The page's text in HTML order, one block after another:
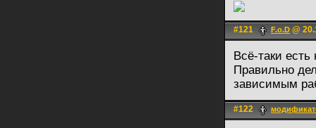
#121 F.o.D @
Всё-таки
Правильно
зависимым
#122